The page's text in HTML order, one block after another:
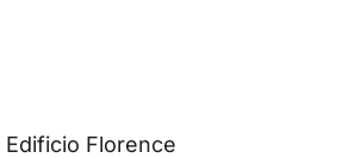
Edificio Florence